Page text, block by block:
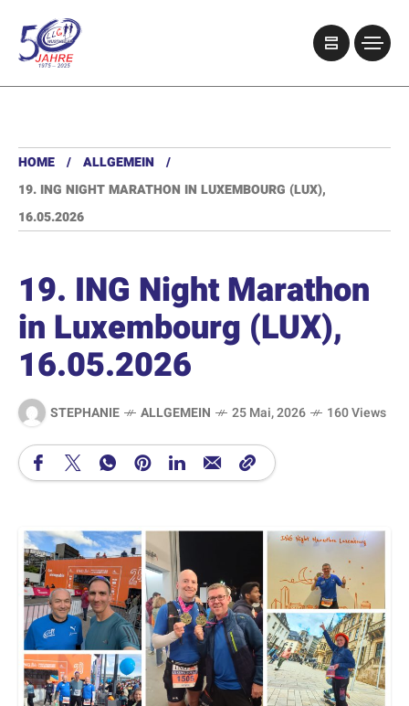
HOME
ALLGEMEIN
19. ING NIGHT MARATHON IN LUXEMBOURG (LUX),
16.05.2026
19. ING Night Marathon
in Luxembourg (LUX),
16.05.2026
STEPHANIE ALLGEMEIN 25 Mai, 2026 160 Views